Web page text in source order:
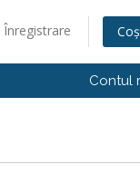
Înregistrare
Contul